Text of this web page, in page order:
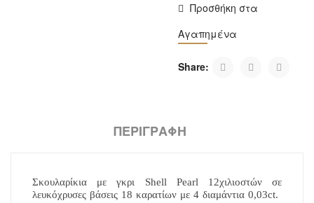
Προσθήκη στα
Αγαπημένα
Share:
ΠΕΡΙΓΡΑΦΉ
Σκουλαρίκια με γκρι Shell Pearl 12χιλιοστών σε
λευκόχρυσες βάσεις 18 καρατίων με 4 διαμάντια 0,03ct.